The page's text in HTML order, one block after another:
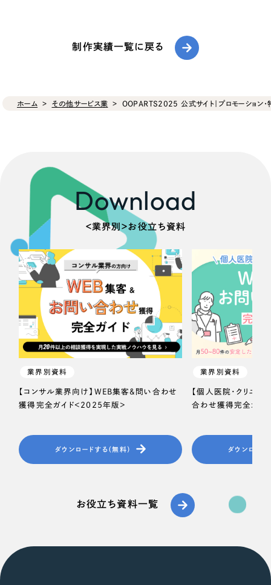
制作実績一覧に戻る
ホーム その他サービス業 OOPARTS2025 公式サイト｜プロモーション・
Download
＜業界別＞お役立ち資料
業界別資料
【コンサル業界向け】WEB集客＆問い合わせ
獲得完全ガイド＜2025年版＞
ダウンロードする（無料）
業界別資料
【個人医院・クリニッ
合わせ獲得完全ガイ
ダウンロード
お役立ち資料一覧